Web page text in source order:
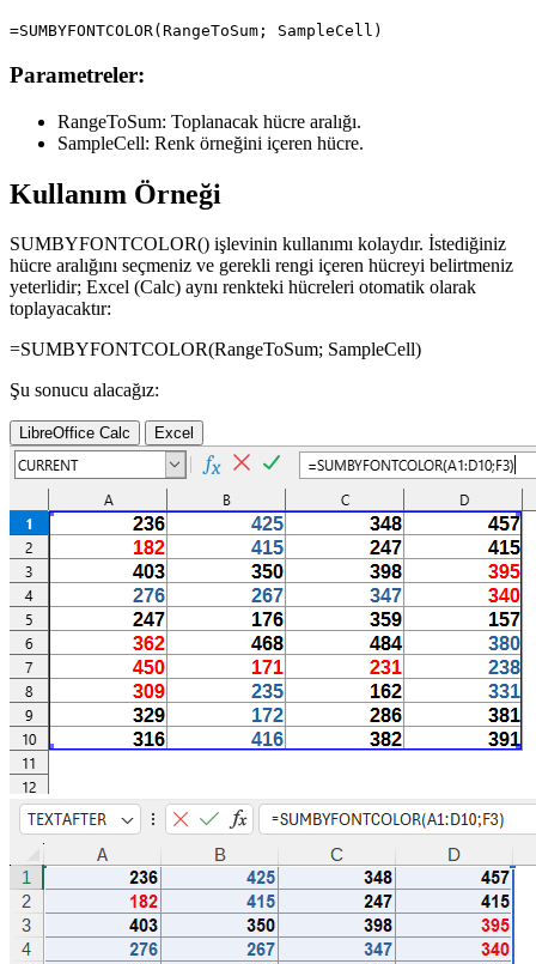
Parametreler:
RangeToSum: Toplanacak hücre aralığı.
SampleCell: Renk örneğini içeren hücre.
Kullanım Örneği
SUMBYFONTCOLOR() işlevinin kullanımı kolaydır. İstediğiniz
hücre aralığını seçmeniz ve gerekli rengi içeren hücreyi belirtmeniz
yeterlidir; Excel (Calc) aynı renkteki hücreleri otomatik olarak
toplayacaktır:
=SUMBYFONTCOLOR(RangeToSum; SampleCell)
Şu sonucu alacağız:
LibreOffice Calc Excel